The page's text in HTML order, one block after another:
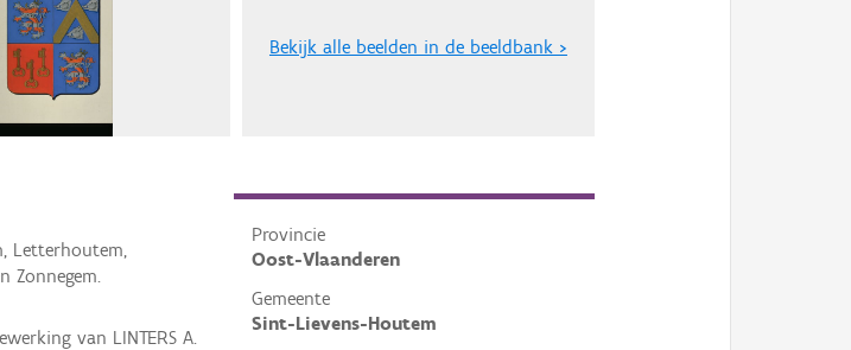
Bekijk alle beelden in de beeldbank >
Provincie
Oost-Vlaanderen
Gemeente
Sint-Lievens-Houtem
Letterhoutem,
Zonnegem.
van LINTERS A.